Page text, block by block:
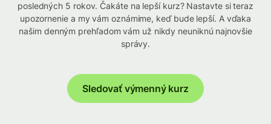
posledných 5 rokov. Čakáte na lepší kurz? Nastavte si teraz
upozornenie a my vám oznámime, keď bude lepší. A vďaka
našim denným prehľadom vám už nikdy neuniknú najnovšie
správy.
Sledovať výmenný kurz